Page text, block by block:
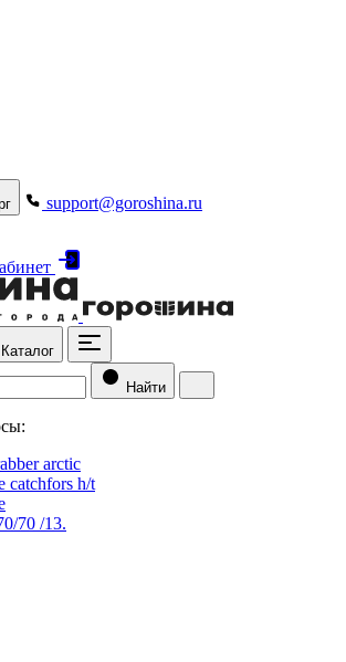
support@goroshina.ru
Каталог
Найти
arctic
catchfors h/t
70 /13.